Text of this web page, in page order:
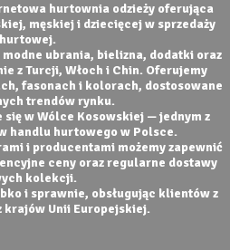
hurtownia odzieży oferująca
męskiej i dziecięcej w sprzedaży
hurtowej.
ubrania, bielizna, dodatki oraz
z Turcji, Włoch i Chin. Oferujemy
fasonach i kolorach, dostosowane
trendów rynku.
w Wólce Kosowskiej — jednym z
handlu hurtowego w Polsce.
i producentami możemy zapewnić
ceny oraz regularne dostawy
kolekcji.
i sprawnie, obsługując klientów z
krajów Unii Europejskiej.